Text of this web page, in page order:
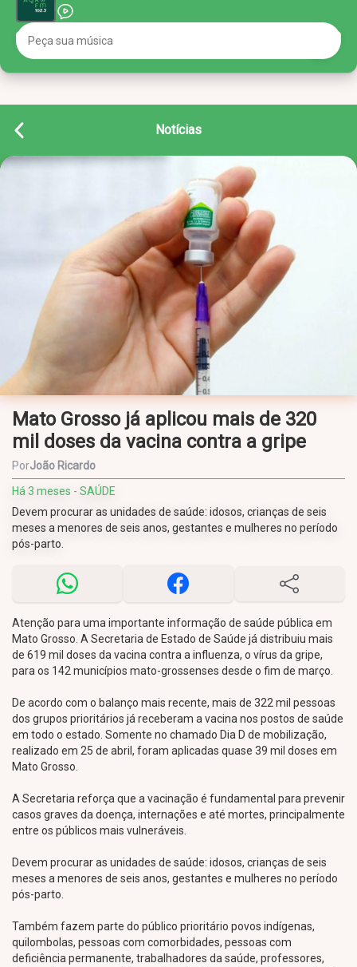
Notícias
Mato Grosso já aplicou mais de 320
mil doses da vacina contra a gripe
PorJoão Ricardo
Há 3 meses - SAÚDE
Devem procurar as unidades de saúde: idosos, crianças de seis
meses a menores de seis anos, gestantes e mulheres no período
pós-parto.
Atenção para uma importante informação de saúde pública em
Mato Grosso. A Secretaria de Estado de Saúde já distribuiu mais
de 619 mil doses da vacina contra a influenza, o vírus da gripe,
para os 142 municípios mato-grossenses desde o fim de março.
De acordo com o balanço mais recente, mais de 322 mil pessoas
dos grupos prioritários já receberam a vacina nos postos de saúde
em todo o estado. Somente no chamado Dia D de mobilização,
realizado em 25 de abril, foram aplicadas quase 39 mil doses em
Mato Grosso.
A Secretaria reforça que a vacinação é fundamental para prevenir
casos graves da doença, internações e até mortes, principalmente
entre os públicos mais vulneráveis.
Devem procurar as unidades de saúde: idosos, crianças de seis
meses a menores de seis anos, gestantes e mulheres no período
pós-parto.
Também fazem parte do público prioritário povos indígenas,
quilombolas, pessoas com comorbidades, pessoas com
deficiência permanente, trabalhadores da saúde, professores,